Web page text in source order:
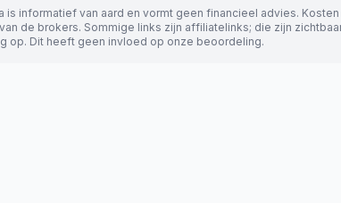
is informatief van aard en vormt geen financieel advies.
de brokers. Sommige links zijn affiliatelinks; die zijn
op. Dit heeft geen invloed op onze beoordeling.